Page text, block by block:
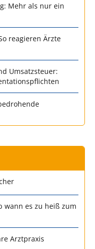
Mehr als nur ein
reagieren Ärzte
Umsatzsteuer:
wann es zu heiß zum
Arztpraxis